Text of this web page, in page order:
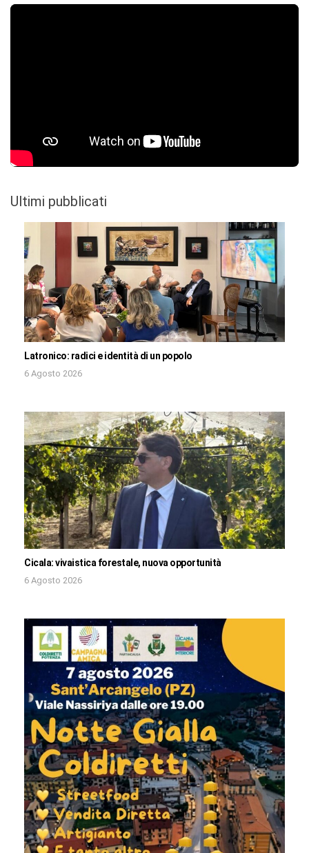
Ultimi pubblicati
Latronico: radici e identità di un popolo
6 Agosto 2026
Cicala: vivaistica forestale, nuova opportunità
6 Agosto 2026